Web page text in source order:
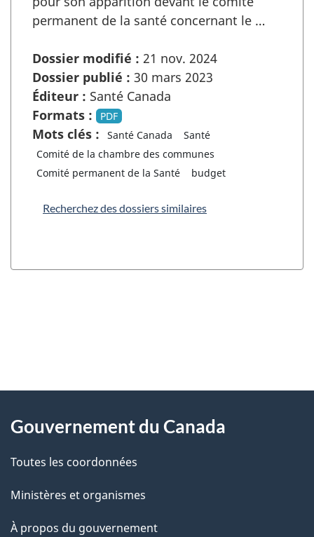
permanent de la santé concernant le …
Dossier modifié : 21 nov. 2024
Dossier publié : 30 mars 2023
Éditeur : Santé Canada
Formats :
PDF
Mots clés : Santé Canada
Santé
Comité de la chambre des communes
Comité permanent de la Santé
budget
Recherchez des dossiers similaires
D
t
a
l
s
propos
ce
site
Gouvernement du Canada
Toutes les coordonnées
Ministères et organismes
À propos du gouvernement